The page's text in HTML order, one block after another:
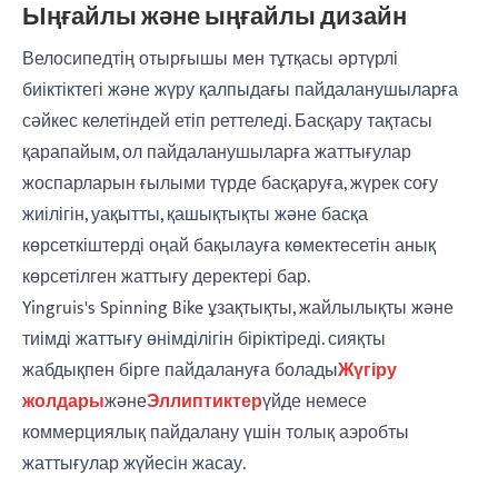
Ыңғайлы және ыңғайлы дизайн
Велосипедтің отырғышы мен тұтқасы әртүрлі
биіктіктегі және жүру қалпыдағы пайдаланушыларға
сәйкес келетіндей етіп реттеледі. Басқару тақтасы
қарапайым, ол пайдаланушыларға жаттығулар
жоспарларын ғылыми түрде басқаруға, жүрек соғу
жиілігін, уақытты, қашықтықты және басқа
көрсеткіштерді оңай бақылауға көмектесетін анық
көрсетілген жаттығу деректері бар.
Yingruis's Spinning Bike ұзақтықты, жайлылықты және
тиімді жаттығу өнімділігін біріктіреді. сияқты
жабдықпен бірге пайдалануға боладыЖүгіру
жолдарыжәнеЭллиптиктерүйде немесе
коммерциялық пайдалану үшін толық аэробты
жаттығулар жүйесін жасау.